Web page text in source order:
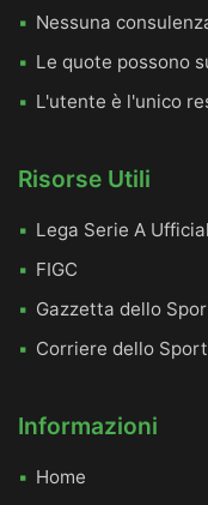
Nessuna
Le quote possono
L'utente è l'unico
Risorse Utili
Lega Serie A
FIGC
Gazzetta dello
Corriere dello Sport
Informazioni
Home